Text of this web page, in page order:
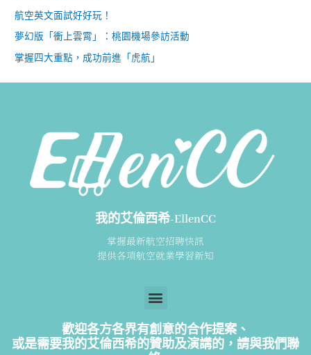
航空英文面試好好玩！
夢幻版「衝上雲霄」：桃園機場參訪活動
掌握四大重點，成功前進「虎航」
我的艾倫西希-EllenCC
掌握最新航空招聘快訊
提供各項航空就業學習新知
歡迎各方各界有創意的合作提案、
或是需要我的艾倫西希的贊助及演講的，請與我們聯